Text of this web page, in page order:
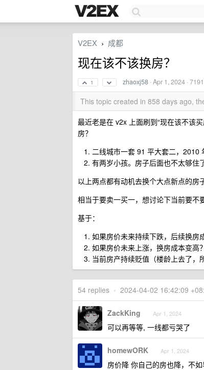
V2EX › 成都
现在该不该换房？
1 zhaoxj58 ·Apr 1, 2024 ·
This topic created in 858 days ago,
最近老是在 v2x 上面刷到“现在该不该
房？
二线城市一套 91 平大套二，2010
有两岁小孩。房子后面也不太够住
以上两点都有动机去换个大点新点的房
相当于要卖一买一，想讨论下当前要不
基于：
如果房价未来持续下跌，后续换房
如果房价未来上涨，换房成本变高？
当前房产持续贬值（楼龄上去了，
54 replies • 2024-04-02 16:42:09
ZackKing Apr 1, 2024
可以再等等, 一线都亏哭了
homewORK Apr 1, 2024
房价降 你自己的房也降，不如